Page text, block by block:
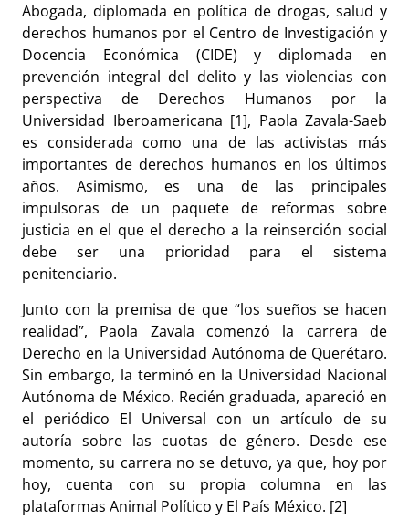
Abogada, diplomada en política de drogas, salud y
derechos humanos por el Centro de Investigación y
Docencia Económica (CIDE) y diplomada en
prevención integral del delito y las violencias con
perspectiva de Derechos Humanos por la
Universidad Iberoamericana [1], Paola Zavala-Saeb
es considerada como una de las activistas más
importantes de derechos humanos en los últimos
años. Asimismo, es una de las principales
impulsoras de un paquete de reformas sobre
justicia en el que el derecho a la reinserción social
debe ser una prioridad para el sistema
penitenciario.
Junto con la premisa de que “los sueños se hacen
realidad”, Paola Zavala comenzó la carrera de
Derecho en la Universidad Autónoma de Querétaro.
Sin embargo, la terminó en la Universidad Nacional
Autónoma de México. Recién graduada, apareció en
el periódico El Universal con un artículo de su
autoría sobre las cuotas de género. Desde ese
momento, su carrera no se detuvo, ya que, hoy por
hoy, cuenta con su propia columna en las
plataformas Animal Político y El País México. [2]